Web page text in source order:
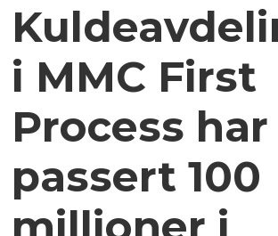
i MMC First
Process har
passert 100